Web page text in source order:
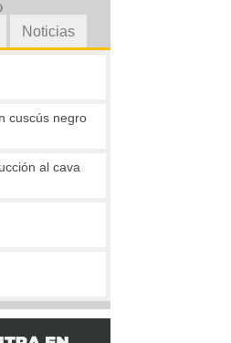
cuscús negro
al cava
(sin gluten)
Noticias